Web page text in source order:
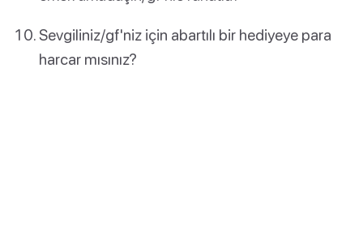
Sevgiliniz/gf'niz için abartılı bir hediyeye para
harcar mısınız?